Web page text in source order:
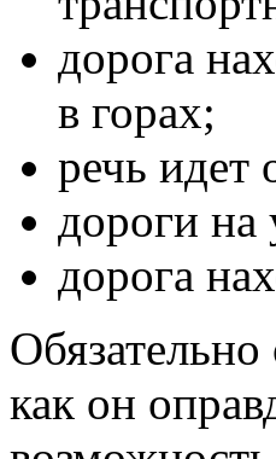
дорога
в горах;
речь идет
дороги на
дорога
как он